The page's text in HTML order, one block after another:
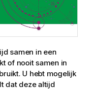
samen in een
of nooit samen in
U hebt mogelijk
dat deze altijd